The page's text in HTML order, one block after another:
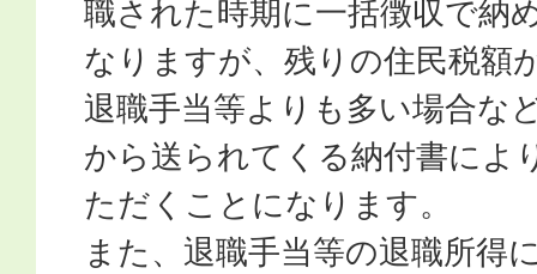
職された時期に一括徴収で納
なりますが、残りの住民税額
退職手当等よりも多い場合な
から送られてくる納付書によ
ただくことになります。
また、退職手当等の退職所得